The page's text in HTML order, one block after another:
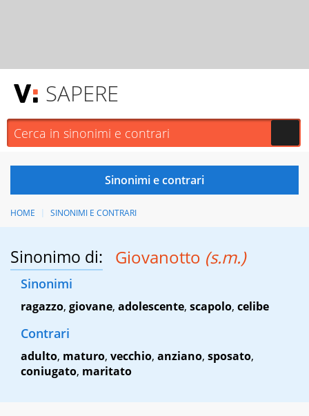
SAPERE
HOME SINONIMI E CONTRARI
Sinonimo di: Giovanotto (s.m.)
Sinonimi
ragazzo, giovane, adolescente, scapolo, celibe
Contrari
adulto, maturo, vecchio, anziano, sposato,
coniugato, maritato